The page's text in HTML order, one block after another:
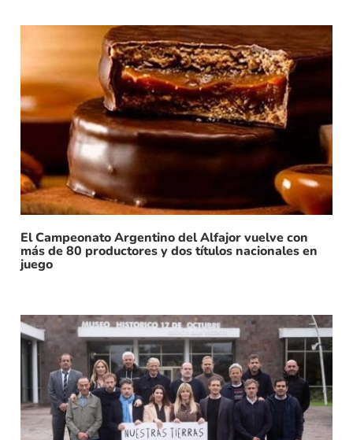
El Campeonato Argentino del Alfajor vuelve con
más de 80 productores y dos títulos nacionales en
juego